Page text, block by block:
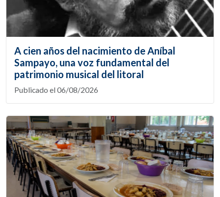
A cien años del nacimiento de Aníbal
Sampayo, una voz fundamental del
patrimonio musical del litoral
Publicado el 06/08/2026